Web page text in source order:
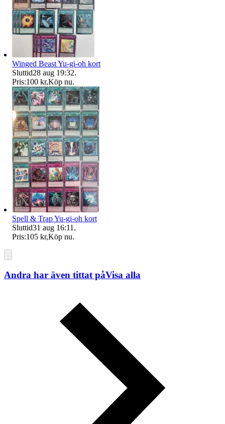
Winged Beast Yu-gi-oh kort
Sluttid28 aug 19:32.
Pris:100 kr,Köp nu.
Spell & Trap Yu-gi-oh kort
Sluttid31 aug 16:11 .
Pris:105 kr,Köp nu.
Andra har även tittat påVisa alla